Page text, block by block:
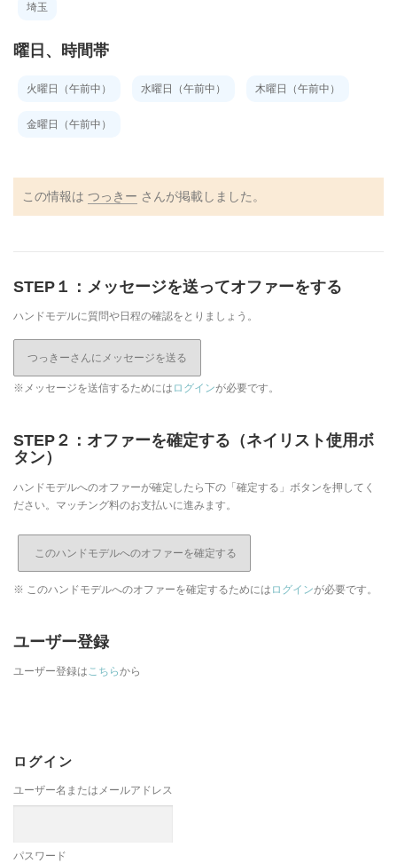
埼玉
曜日、時間帯
火曜日（午前中） 水曜日（午前中） 木曜日（午前中）
金曜日（午前中）
この情報は つっきー さんが掲載しました。
STEP１：メッセージを送ってオファーをする
ハンドモデルに質問や日程の確認をとりましょう。
つっきーさんにメッセージを送る
※メッセージを送信するためには ログインが必要です。
STEP２：オファーを確定する（ネイリスト使用ボ
タン）
ハンドモデルへのオファーが確定したら下の「確定する」ボタンを押してく
ださい。マッチング料のお支払いに進みます。
※ このハンドモデルへのオファーを確定するためには ログインが必要です。
ユーザー登録
ユーザー登録は こちらから
ログイン
ユーザー名またはメールアドレス
パスワード